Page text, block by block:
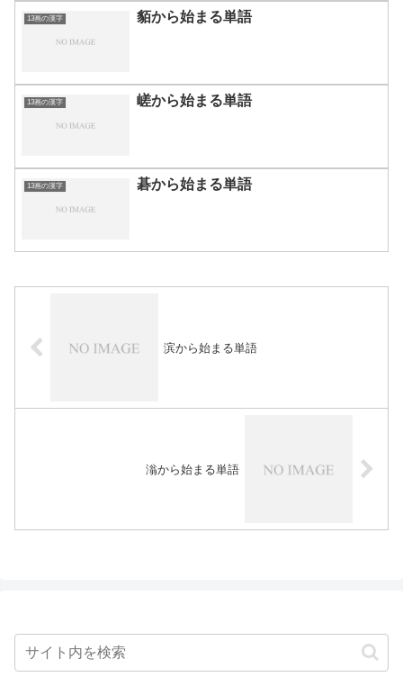
13画の漢字 貊から始まる単語
13画の漢字 嵯から始まる単語
13画の漢字 碁から始まる単語
滨から始まる単語
滃から始まる単語